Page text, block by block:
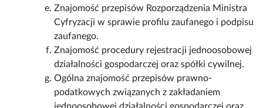
Znajomość przepisów Rozporządzenia Ministra
Cyfryzacji w sprawie profilu zaufanego i podpisu
zaufanego.
Znajomość procedury rejestracji jednoosobowej
działalności gospodarczej oraz spółki cywilnej.
Ogólna znajomość przepisów prawno-
podatkowych związanych z zakładaniem